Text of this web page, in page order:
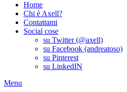
Home
Chi è Axell?
Contattami
Social cose
su Twitter (@axell)
su Facebook (andreatoso)
su Pinterest
su LinkedIN
Menu